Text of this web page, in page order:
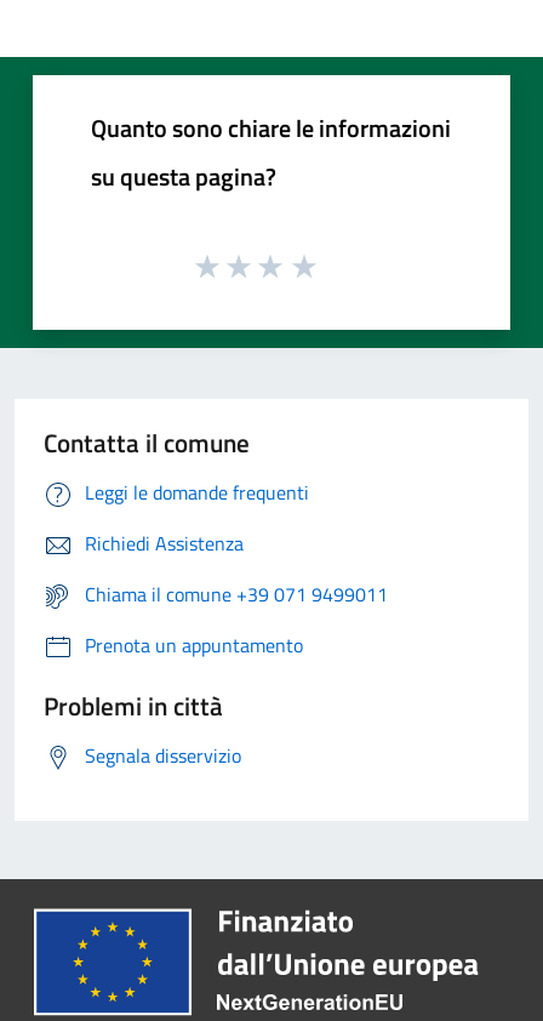
Quanto sono chiare le informazioni
su questa pagina?
Contatta il comune
Leggi le domande frequenti
Richiedi Assistenza
Chiama il comune +39 071 9499011
Prenota un appuntamento
Problemi in città
Segnala disservizio